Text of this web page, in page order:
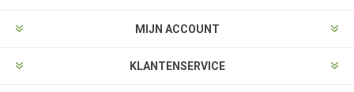
MIJN ACCOUNT
KLANTENSERVICE